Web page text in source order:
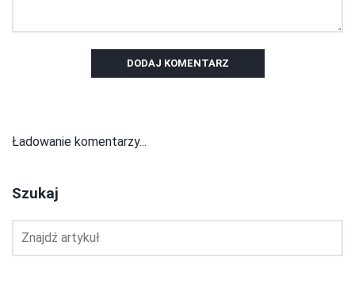
DODAJ KOMENTARZ
Ładowanie komentarzy...
Szukaj